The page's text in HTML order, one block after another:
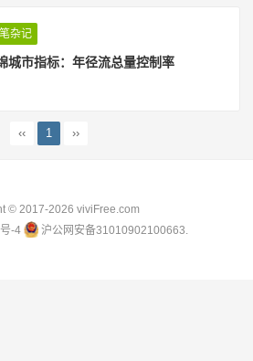
杂记
城市指标：年径流总量控制率
‹‹ 1 ››
© 2017-2026 viviFree.com
-4
沪公网安备31010902100663.